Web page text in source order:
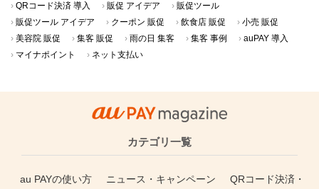
QRコード決済 導入
販促 アイデア
販促ツール
販促ツール アイデア
クーポン 販促 飲食店 販促
小売 販促
美容院 販促
集客 販促 雨の日 集客 集客 事例
auPAY 導入
マイナポイント
ネット支払い
カテゴリ一覧
au PAYの使い方 ニュース・キャンペーン
QRコード決済・